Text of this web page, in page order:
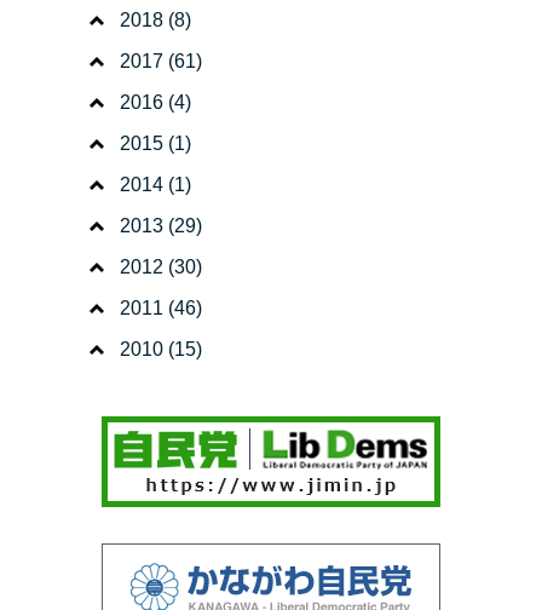
2018 (8)
2017 (61)
2016 (4)
2015 (1)
2014 (1)
2013 (29)
2012 (30)
2011 (46)
2010 (15)